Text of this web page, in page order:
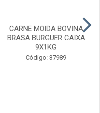
CARNE MOIDA BOVINA
BRASA BURGUER CAIXA
9X1KG
Código: 37989